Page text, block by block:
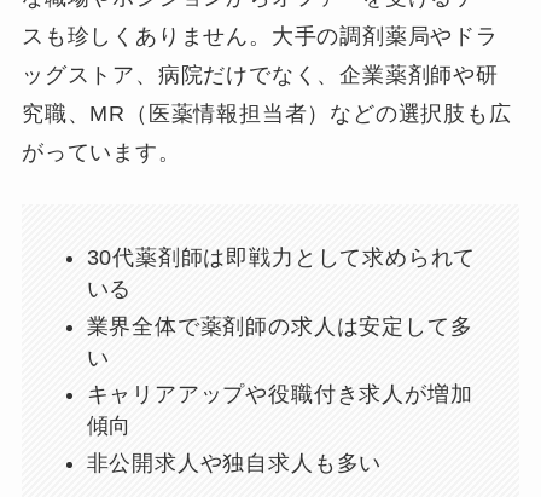
スも珍しくありません。大手の調剤薬局やドラ
ッグストア、病院だけでなく、企業薬剤師や研
究職、MR（医薬情報担当者）などの選択肢も広
がっています。
30代薬剤師は即戦力として求められて
いる
業界全体で薬剤師の求人は安定して多
い
キャリアアップや役職付き求人が増加
傾向
非公開求人や独自求人も多い